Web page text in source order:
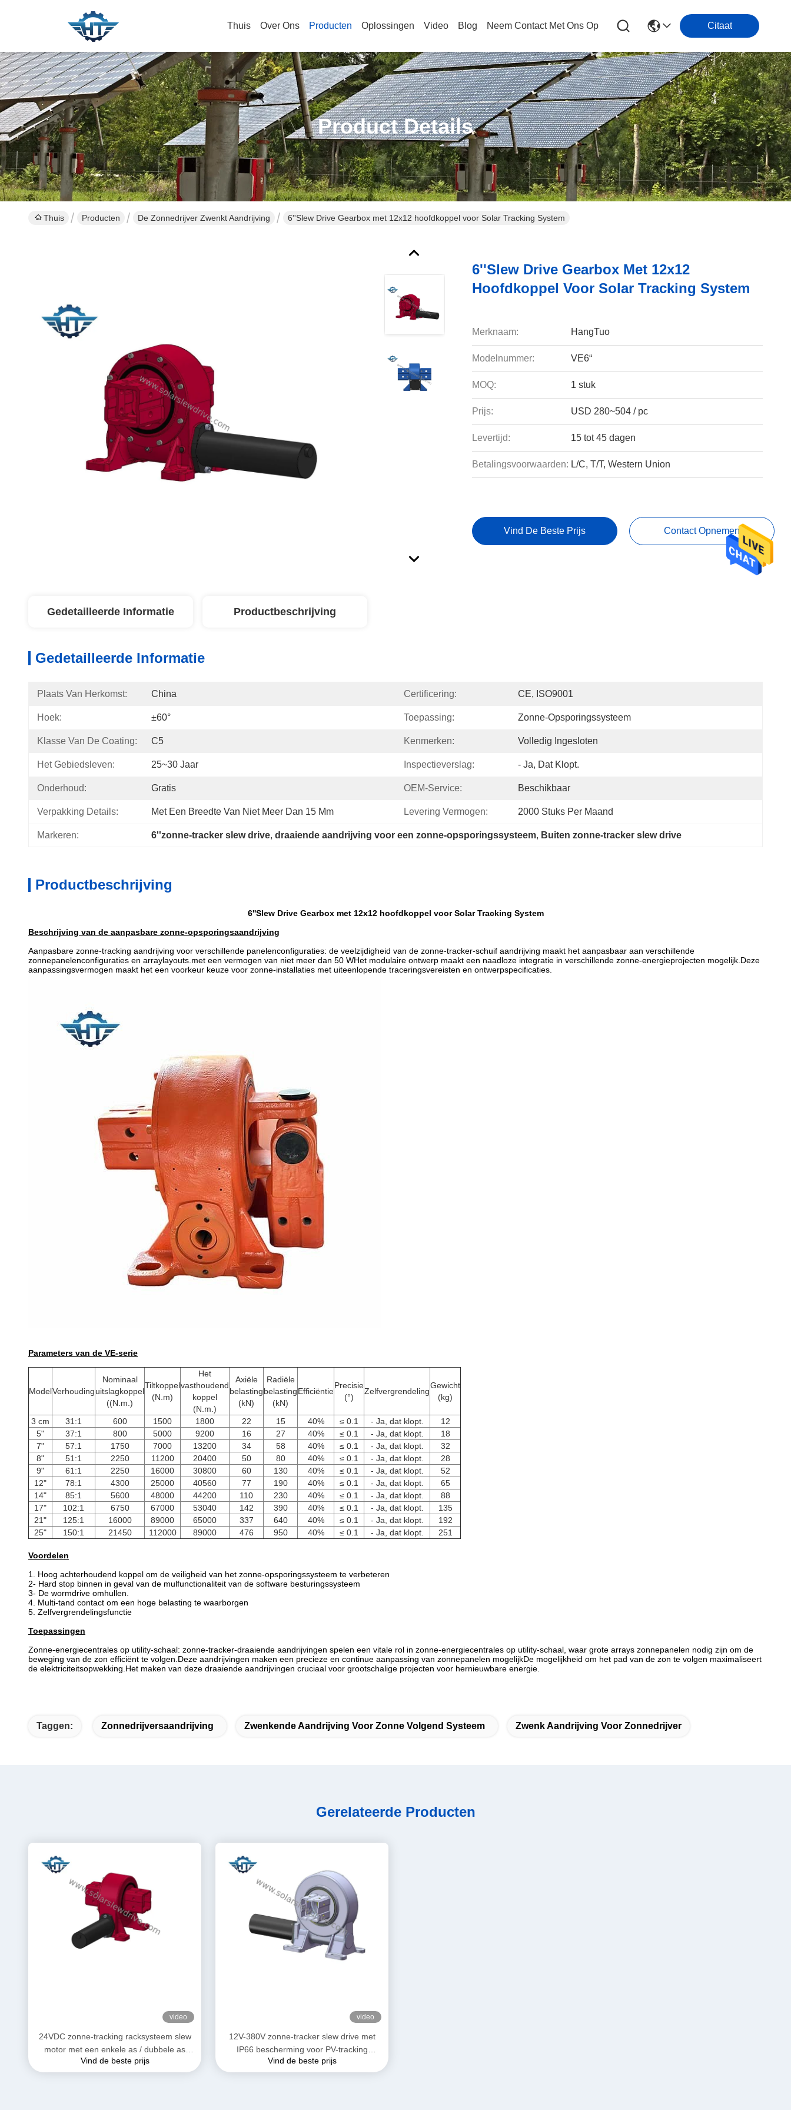
Thuis Over Ons Producten Oplossingen Video Blog Neem Contact Met Ons Op Citaat
Product Details
Thuis Producten De Zonnedrijver Zwenkt Aandrijving 6''Slew Drive Gearbox met 12x12 hoofdkoppel voor Solar Tracking System
6''Slew Drive Gearbox Met 12x12
Hoofdkoppel Voor Solar Tracking System
Merknaam: HangTuo
Modelnummer: VE6“
MOQ: 1 stuk
Prijs: USD 280~504 / pc
Levertijd: 15 tot 45 dagen
Betalingsvoorwaarden: L/C, T/T, Western Union
Vind De Beste Prijs Contact Opnemen
Gedetailleerde Informatie Productbeschrijving
Gedetailleerde Informatie
Plaats Van Herkomst: China Certificering: CE, ISO9001
Hoek: ±60° Toepassing: Zonne-Opsporingssysteem
Klasse Van De Coating: C5 Kenmerken: Volledig Ingesloten
Het Gebiedsleven: 25~30 Jaar Inspectieverslag: - Ja, Dat Klopt.
Onderhoud: Gratis OEM-Service: Beschikbaar
Verpakking Details: Met Een Breedte Van Niet Meer Dan 15 Mm Levering Vermogen: 2000 Stuks Per Maand
Markeren: 6''zonne-tracker slew drive, draaiende aandrijving voor een zonne-opsporingssysteem, Buiten zonne-tracker slew drive
Productbeschrijving
6''Slew Drive Gearbox met 12x12 hoofdkoppel voor Solar Tracking System
Beschrijving van de aanpasbare zonne-opsporingsaandrijving
Aanpasbare zonne-tracking aandrijving voor verschillende panelenconfiguraties: de veelzijdigheid van de zonne-tracker-schuif aandrijving maakt het aanpasbaar aan verschillende
zonnepanelenconfiguraties en arraylayouts.met een vermogen van niet meer dan 50 WHet modulaire ontwerp maakt een naadloze integratie in verschillende zonne-energieprojecten mogelijk.Deze
aanpassingsvermogen maakt het een voorkeur keuze voor zonne-installaties met uiteenlopende traceringsvereisten en ontwerpspecificaties.
Parameters van de VE-serie
ModelVerhouding
Nominaal
uitslagkoppel
((N.m.)
Tiltkoppel
(N.m)
Het
vasthoudend
koppel
(N.m.)
Axiële
belasting
(kN)
Radiële
belasting
(kN)
Efficiëntie
Precisie
(°)
Zelfvergrendeling
Gewicht
(kg)
3 cm 31:1 600 1500 1800 22 15 40% ≤ 0.1 - Ja, dat klopt.
12
5"
37:1 800 5000 9200 16 27 40% ≤ 0.1 - Ja, dat klopt.
18
7"
57:1 1750 7000 13200 34 58 40% ≤ 0.1 - Ja, dat klopt.
32
8"
51:1 2250 11200 20400 50 80 40% ≤ 0.1 - Ja, dat klopt.
28
9"
61:1 2250 16000 30800 60 130 40% ≤ 0.1 - Ja, dat klopt.
52
12"
78:1 4300 25000 40560 77 190 40% ≤ 0.1 - Ja, dat klopt.
65
14"
85:1 5600 48000 44200 110 230 40% ≤ 0.1 - Ja, dat klopt.
88
17"
102:1 6750 67000 53040 142 390 40% ≤ 0.1 - Ja, dat klopt.
135
21"
125:1 16000 89000 65000 337 640 40% ≤ 0.1 - Ja, dat klopt.
192
25"
150:1 21450 112000 89000 476 950 40% ≤ 0.1 - Ja, dat klopt. 251
Voordelen
1. Hoog achterhoudend koppel om de veiligheid van het zonne-opsporingssysteem te verbeteren
2- Hard stop binnen in geval van de mulfunctionaliteit van de software besturingssysteem
3- De wormdrive omhullen.
4. Multi-tand contact om een hoge belasting te waarborgen
5. Zelfvergrendelingsfunctie
Toepassingen
Zonne-energiecentrales op utility-schaal: zonne-tracker-draaiende aandrijvingen spelen een vitale rol in zonne-energiecentrales op utility-schaal, waar grote arrays zonnepanelen nodig zijn om de
beweging van de zon efficiënt te volgen.Deze aandrijvingen maken een precieze en continue aanpassing van zonnepanelen mogelijkDe mogelijkheid om het pad van de zon te volgen maximaliseert
de elektriciteitsopwekking.Het maken van deze draaiende aandrijvingen cruciaal voor grootschalige projecten voor hernieuwbare energie.
Taggen: Zonnedrijversaandrijving Zwenkende Aandrijving Voor Zonne Volgend Systeem Zwenk Aandrijving Voor Zonnedrijver
Gerelateerde Producten
video
24VDC zonne-tracking racksysteem slew
motor met een enkele as / dubbele as
aandrijving
Vind de beste prijs
video
12V-380V zonne-tracker slew drive met
IP66 bescherming voor PV-tracking
systeem
Vind de beste prijs